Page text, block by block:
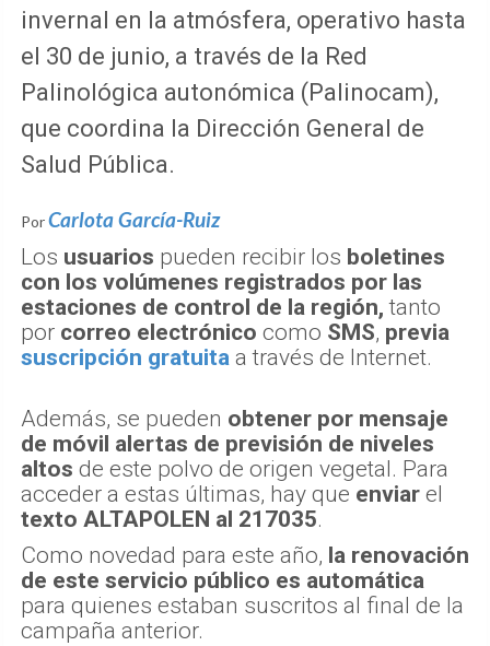
invernal en la atmósfera, operativo hasta
el 30 de junio, a través de la Red
Palinológica autonómica (Palinocam),
que coordina la Dirección General de
Salud Pública.
PorCarlota García-Ruiz
Los usuarios pueden recibir los boletines
con los volúmenes registrados por las
estaciones de control de la región, tanto
por correo electrónico como SMS, previa
suscripción gratuita a través de Internet.
Además, se pueden obtener por mensaje
de móvil alertas de previsión de niveles
altos de este polvo de origen vegetal. Para
acceder a estas últimas, hay que enviar el
texto ALTAPOLEN al 217035.
Como novedad para este año, la renovación
de este servicio público es automática
para quienes estaban suscritos al final de la
campaña anterior.